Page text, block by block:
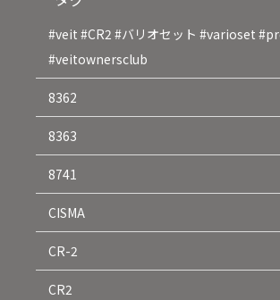
#veit #CR2 #バリオセット #varioset
#veitownersclub
8362
8363
8741
CISMA
CR-2
CR2